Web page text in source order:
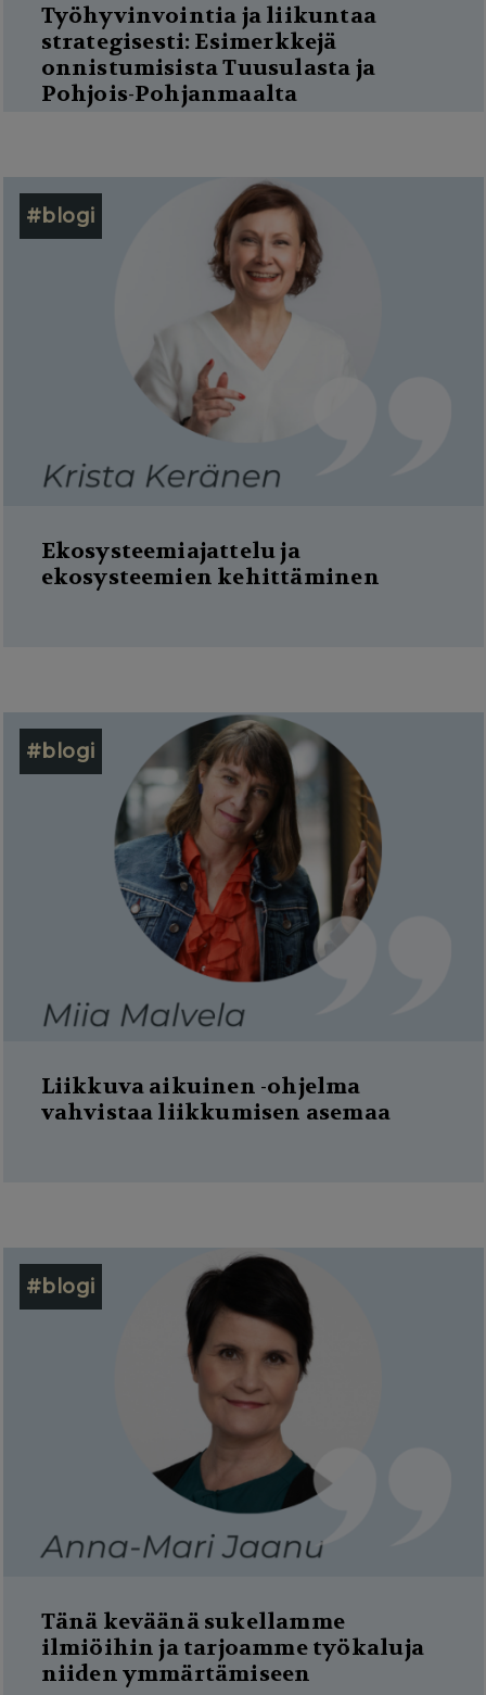
Työhyvinvointia ja liikuntaa
strategisesti: Esimerkkejä
onnistumisista Tuusulasta ja
Pohjois-Pohjanmaalta
#blogi
Ekosysteemiajattelu ja
ekosysteemien kehittäminen
#blogi
Liikkuva aikuinen -ohjelma
vahvistaa liikkumisen asemaa
#blogi
Tänä keväänä sukellamme
ilmiöihin ja tarjoamme työkaluja
niiden ymmärtämiseen